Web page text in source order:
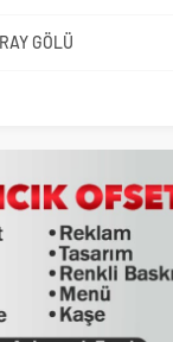
GÖLÜ